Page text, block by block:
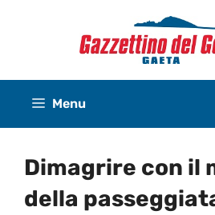
Menu
Dimagrire con il
della